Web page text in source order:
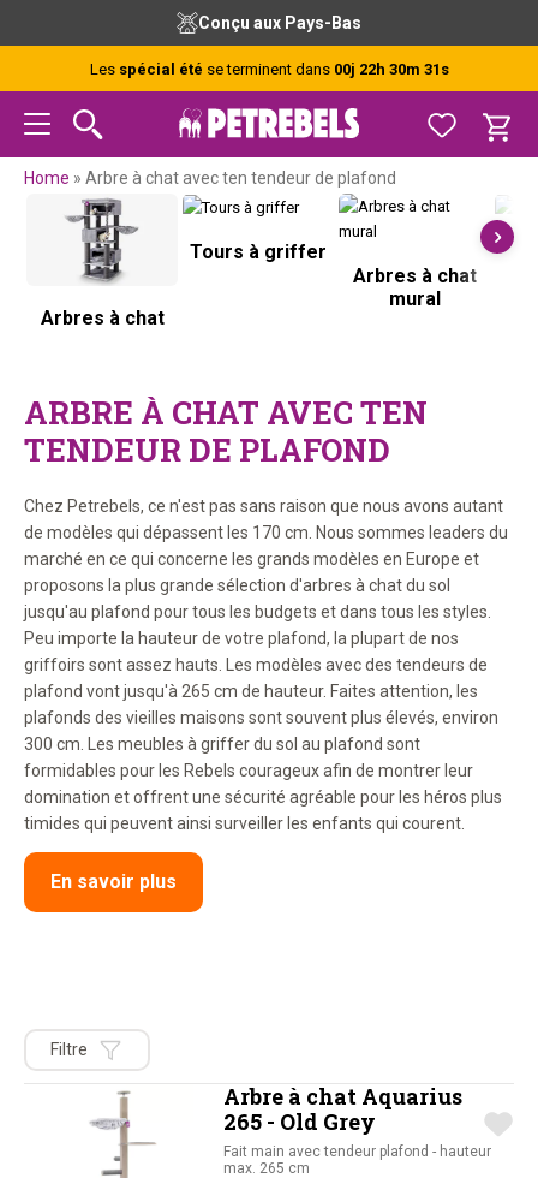
navigation
principale
principal
barre
latérale
principale
de
page
Conçu aux Pays-Bas
Les spécial été se terminent dans 00j 22h 30m 31s
Home » Arbre à chat avec ten tendeur de plafond
Arbres à chat
Tours à griffer
Arbres à chat
mural
ARBRE À CHAT AVEC TEN
TENDEUR DE PLAFOND
Chez Petrebels, ce n'est pas sans raison que nous avons autant
de modèles qui dépassent les 170 cm. Nous sommes leaders du
marché en ce qui concerne les grands modèles en Europe et
proposons la plus grande sélection d'arbres à chat du sol
jusqu'au plafond pour tous les budgets et dans tous les styles.
Peu importe la hauteur de votre plafond, la plupart de nos
griffoirs sont assez hauts. Les modèles avec des tendeurs de
plafond vont jusqu'à 265 cm de hauteur. Faites attention, les
plafonds des vieilles maisons sont souvent plus élevés, environ
300 cm. Les meubles à griffer du sol au plafond sont
formidables pour les Rebels courageux afin de montrer leur
domination et offrent une sécurité agréable pour les héros plus
timides qui peuvent ainsi surveiller les enfants qui courent.
En savoir plus
Filtre
Arbre à chat Aquarius
265 - Old Grey
Fait main avec tendeur plafond - hauteur
max. 265 cm